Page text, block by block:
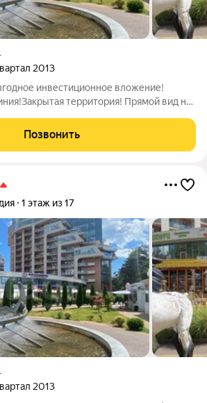
2013
инвестиционное вложение!
территория! Прямой вид на
ресторан ближе чем можно
на фонтан и
Позвонить
1 этаж из 17
2013